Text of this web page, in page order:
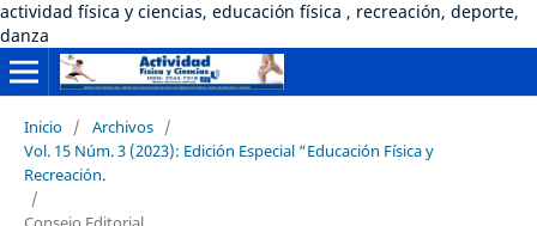
actividad física y ciencias, educación física , recreación, deporte,
danza
Inicio / Archivos /
Vol. 15 Núm. 3 (2023): Edición Especial “Educación Física y
Recreación.
/